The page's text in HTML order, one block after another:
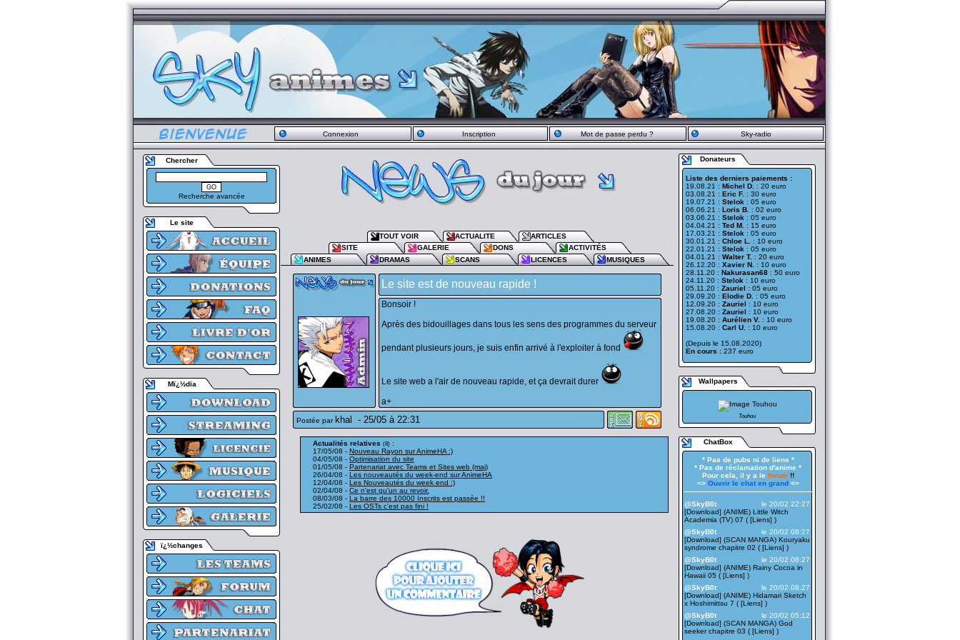
Connexion Inscription Mot de passe perdu ? Sky-radio
Chercher
Recherche avancée
Le site
Mï¿½dia
ï¿½changes
TOUT VOIR ACTUALITE
ARTICLES
SITE
GALERIE DONS
ACTIVITÉS
ANIMES
DRAMAS SCANS LICENCES MUSIQUES
Le site est de nouveau rapide !
Bonsoir !
Après des bidouillages dans tous les sens des programmes du serveur
pendant plusieurs jours, je suis enfin arrivé à l'exploiter à fond
Le site web a l'air de nouveau rapide, et ça devrait durer
a+
Postée par khal - 25/05 à 22:31
Actualités relatives (8) :
17/05/08 - Nouveau Rayon sur AnimeHA :)
04/05/08 - Optimisation du site
01/05/08 - Partenariat avec Teams et Sites web (maj)
26/04/08 - Les nouveautés du week-end sur AnimeHA
12/04/08 - Les Nouveautés du week end :)
02/04/08 - Ce n'est qu'un au revoir.
08/03/08 - La barre des 10000 Inscrits est passée !!
25/02/08 - Les OSTs c'est pas fini !
Donateurs
Liste des derniers paiements :
19.08.21 : Michel D.
: 20 euro
03.08.21 : Eric F. : 30 euro
19.07.21 : Stelok : 05 euro
06.06.21 : Loris B.
: 02 euro
03.06.21 : Stelok : 05 euro
04.04.21 : Ted M.
: 15 euro
17.03.21 : Stelok : 05 euro
30.01.21 : Chloe L.
: 10 euro
22.01.21 : Stelok : 05 euro
04.01.21 : Walter T. : 20 euro
26.12.20 : Xavier N.
: 10 euro
28.11.20 : Nakurasan68 : 50 euro
24.11.20 : Stelok : 10 euro
05.11.20 : Zauriel : 05 euro
29.09.20 : Elodie D.
: 05 euro
12.09.20 : Zauriel : 10 euro
27.08.20 : Zauriel : 10 euro
19.08.20 : Aurélien V. : 10 euro
15.08.20 : Carl U.
: 10 euro
(Depuis le 15.08.2020)
En cours : 237 euro
Wallpapers
Touhou
ChatBox
* Pas de pubs ni de liens *
* Pas de réclamation d'anime *
Pour cela, il y a le forum!!
=> Ouvrir le chat en grand<=
——————————————————
@SkyB0t
le 20/02 22:27
[Download] (ANIME) Little Witch
Academia (TV) 07 ( [Liens] )
@SkyB0t
le 20/02 08:27
[Download] (SCAN MANGA) Kouryaku
syndrome chapitre 02 ( [Liens] )
@SkyB0t
le 20/02 08:27
[Download] (ANIME) Rainy Cocoa in
Hawaii 05 ( [Liens] )
@SkyB0t
le 20/02 08:27
[Download] (ANIME) Hidamari Sketch
x Hoshimittsu 7 ( [Liens] )
@SkyB0t
le 20/02 05:12
[Download] (SCAN MANGA) God
seeker chapitre 03 ( [Liens] )